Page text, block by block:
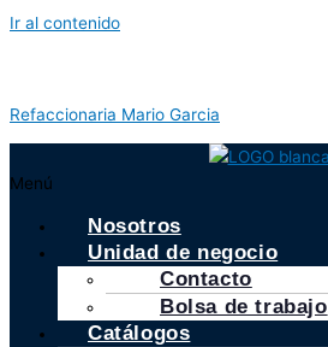
Ir al contenido
Refaccionaria Mario Garcia
Menú
Nosotros
Unidad de negocio
Contacto
Bolsa de trabajo
Catálogos